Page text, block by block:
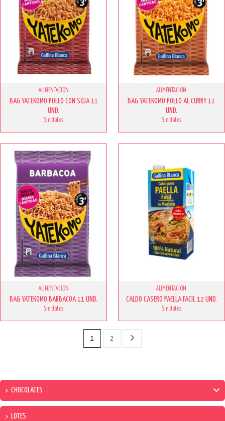
ALIMENTACION
BAG YATEKOMO POLLO CON SOJA 11
UND.
Sin datos
ALIMENTACION
BAG YATEKOMO POLLO AL CURRY 11
UND.
Sin datos
ALIMENTACION
BAG YATEKOMO BARBACOA 11 UND.
Sin datos
ALIMENTACION
CALDO CASERO PAELLA FACIL 12 UND.
Sin datos
1 2
CHOCOLATES
LOTES